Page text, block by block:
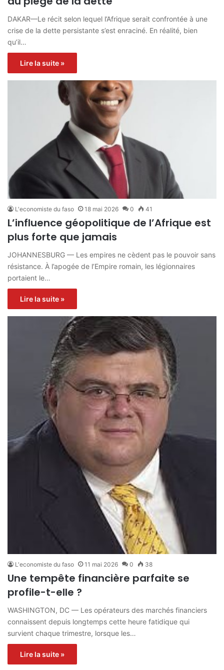
DAKAR—Le récit selon lequel l’Afrique serait confrontée à une
crise de la dette persistante s’est enraciné. En réalité, bien
qu’il…
Lire la suite »
L'economiste du faso 18 mai 2026 0 41
L’influence géopolitique de l’Afrique est
plus forte que jamais
JOHANNESBURG — Les empires ne cèdent pas le pouvoir sans
résistance. À l’apogée de l’Empire romain, les légionnaires
portaient le…
Lire la suite »
L'economiste du faso 11 mai 2026 0 38
Une tempête financière parfaite se
profile-t-elle ?
WASHINGTON, DC — Les opérateurs des marchés financiers
connaissent depuis longtemps cette heure fatidique qui
survient chaque trimestre, lorsque les…
Lire la suite »